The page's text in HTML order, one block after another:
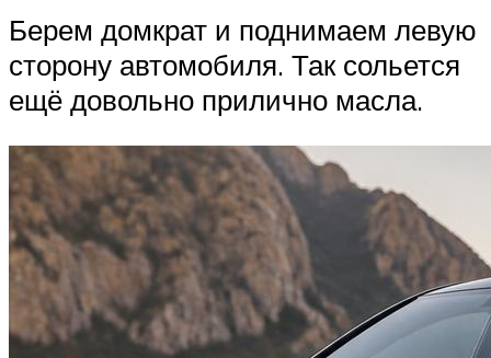
Берем домкрат и поднимаем левую
сторону автомобиля. Так сольется
ещё довольно прилично масла.